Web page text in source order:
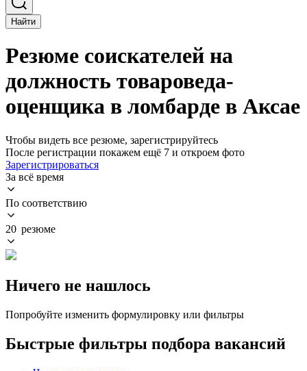
Найти
Резюме соискателей на
должность товароведа-
оценщика в ломбарде в Аксае
Чтобы видеть все резюме, зарегистрируйтесь
После регистрации покажем ещё 7 и откроем фото
Зарегистрироваться
За всё время
По соответствию
20 резюме
Ничего не нашлось
Попробуйте изменить формулировку или фильтры
Быстрые фильтры подбора вакансий